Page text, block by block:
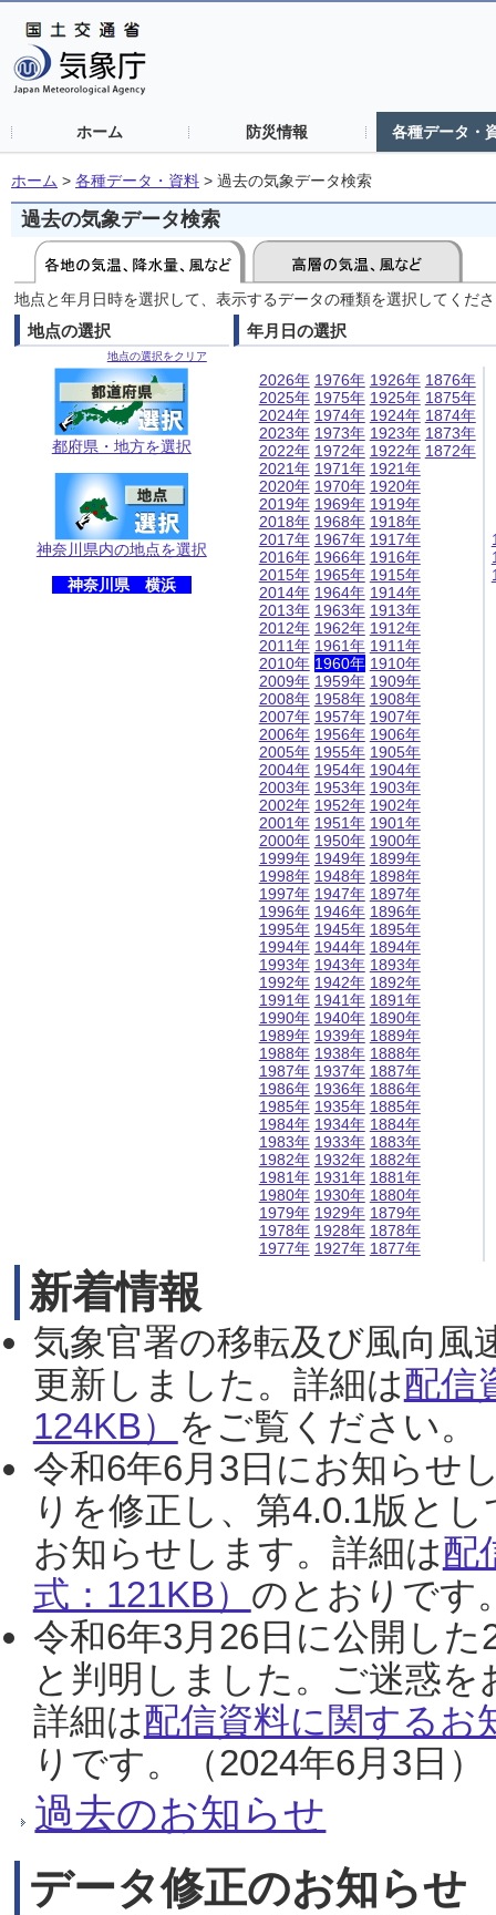
ホーム 防災情報 各種データ・
ホーム > 各種データ・資料 > 過去の気象データ検索
過去の気象データ検索
地点と年月日時を選択して、表示するデータの種類を選択してくだ
地点の選択
地点の選択をクリア
都府県・地方を選択
神奈川県内の地点を選択
神奈川県 横浜
年月日の選択
2026年
2025年
2024年
2023年
2022年
2021年
2020年
2019年
2018年
2017年
2016年
2015年
2014年
2013年
2012年
2011年
2010年
2009年
2008年
2007年
2006年
2005年
2004年
2003年
2002年
2001年
2000年
1999年
1998年
1997年
1996年
1995年
1994年
1993年
1992年
1991年
1990年
1989年
1988年
1987年
1986年
1985年
1984年
1983年
1982年
1981年
1980年
1979年
1978年
1977年
1976年
1975年
1974年
1973年
1972年
1971年
1970年
1969年
1968年
1967年
1966年
1965年
1964年
1963年
1962年
1961年
1960年
1959年
1958年
1957年
1956年
1955年
1954年
1953年
1952年
1951年
1950年
1949年
1948年
1947年
1946年
1945年
1944年
1943年
1942年
1941年
1940年
1939年
1938年
1937年
1936年
1935年
1934年
1933年
1932年
1931年
1930年
1929年
1928年
1927年
1926年
1925年
1924年
1923年
1922年
1921年
1920年
1919年
1918年
1917年
1916年
1915年
1914年
1913年
1912年
1911年
1910年
1909年
1908年
1907年
1906年
1905年
1904年
1903年
1902年
1901年
1900年
1899年
1898年
1897年
1896年
1895年
1894年
1893年
1892年
1891年
1890年
1889年
1888年
1887年
1886年
1885年
1884年
1883年
1882年
1881年
1880年
1879年
1878年
1877年
1876年
1875年
1874年
1873年
1872年
新着情報
気象官署の移転及び風向風
更新しました。詳細は配信
124KB） をご覧ください。
令和6年6月3日にお知らせ
りを修正し、第4.0.1版と
お知らせします。詳細は配
式：121KB） のとおりです
令和6年3月26日に公開し
と判明しました。ご迷惑
詳細は配信資料に関するお
りです。（2024年6月3日）
過去のお知らせ
データ修正のお知らせ